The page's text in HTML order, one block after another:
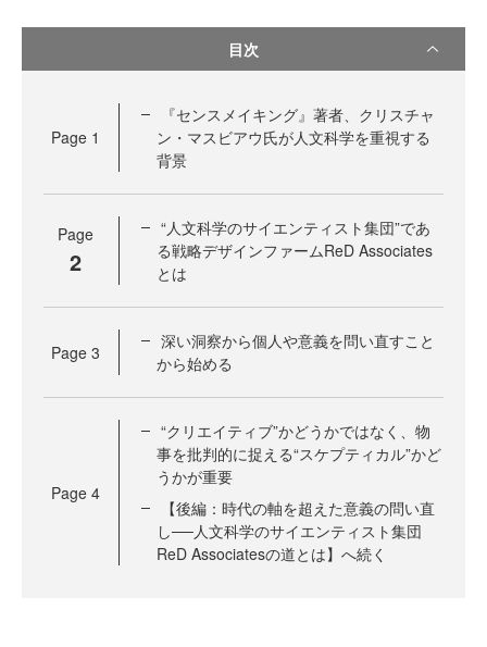
目次
Page 1
『センスメイキング』著者、クリスチャ
ン・マスビアウ氏が人文科学を重視する
背景
Page
2
“人文科学のサイエンティスト集団”であ
る戦略デザインファームReD Associates
とは
Page 3
深い洞察から個人や意義を問い直すこと
から始める
Page 4
“クリエイティブ”かどうかではなく、物
事を批判的に捉える“スケプティカル”かど
うかが重要
【後編：時代の軸を超えた意義の問い直
し──人文科学のサイエンティスト集団
ReD Associatesの道とは】へ続く